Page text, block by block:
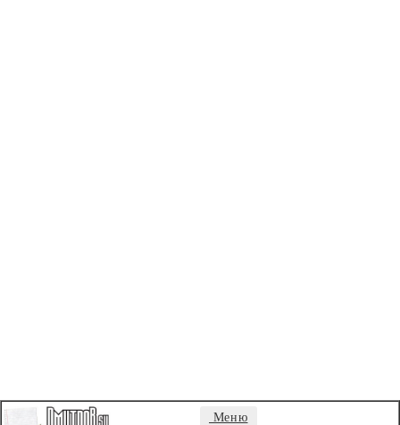
Меню